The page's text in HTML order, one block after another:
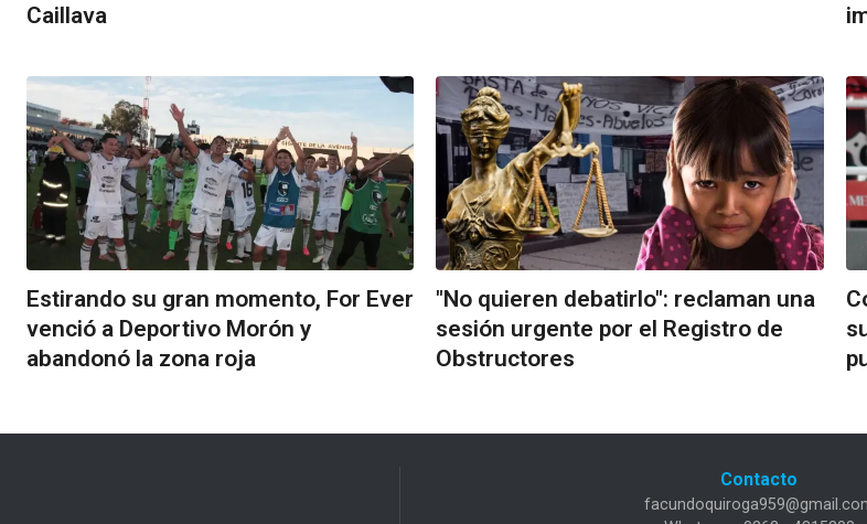
Caillava
Estirando su gran momento, For Ever
venció a Deportivo Morón y
abandonó la zona roja
"No quieren debatirlo": reclaman una
sesión urgente por el Registro de
Obstructores
Contacto